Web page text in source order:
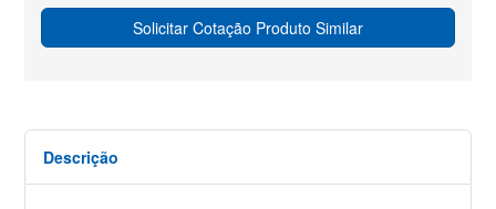
Solicitar Cotação Produto Similar
Descrição